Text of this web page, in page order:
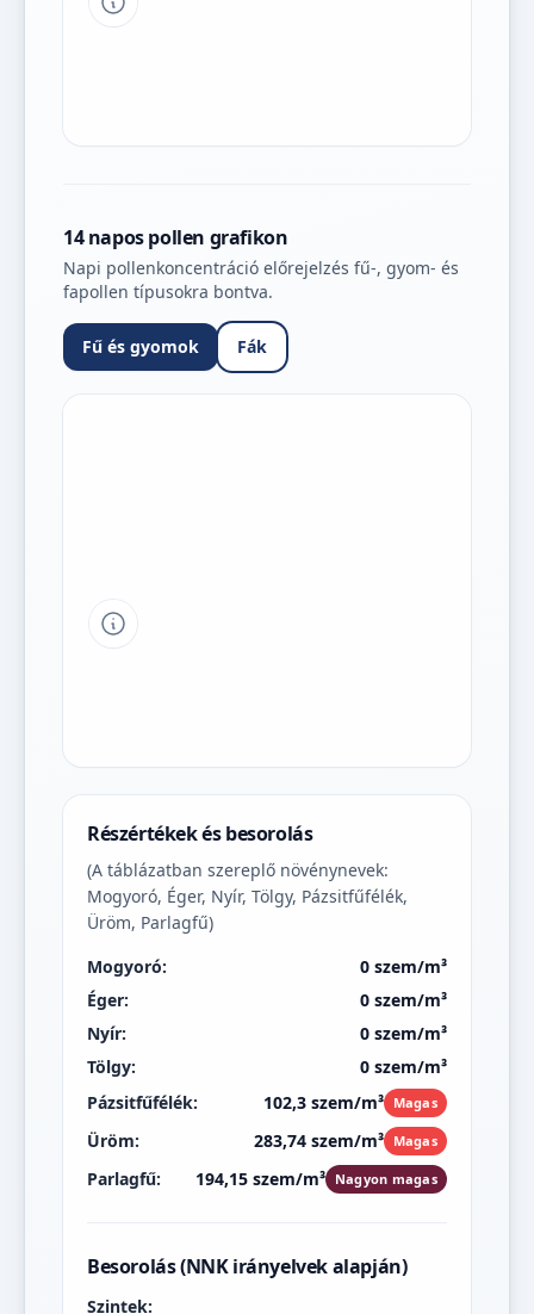
Tipp a grafikon jelmagyarázatához
14 napos pollen grafikon
Napi pollenkoncentráció előrejelzés fű-, gyom- és
fapollen típusokra bontva.
Fű és gyomok Fák
Tipp a grafikon jelmagyarázatához
Részértékek és besorolás
(A táblázatban szereplő növénynevek:
Mogyoró, Éger, Nyír, Tölgy, Pázsitfűfélék,
Üröm, Parlagfű)
Mogyoró:
0 szem/m³
Éger:
0 szem/m³
Nyír:
0 szem/m³
Tölgy:
0 szem/m³
Pázsitfűfélék:
102,3 szem/m³ Magas
Üröm: 283,74 szem/m³ Magas
Parlagfű: 194,15 szem/m³ Nagyon magas
Besorolás (NNK irányelvek alapján)
Szintek: